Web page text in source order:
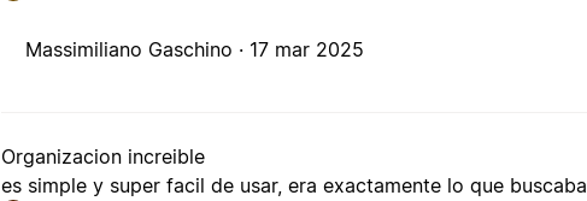
Massimiliano Gaschino · 17 mar 2025
Organizacion increible
es simple y super facil de usar, era exactamente lo que buscaba